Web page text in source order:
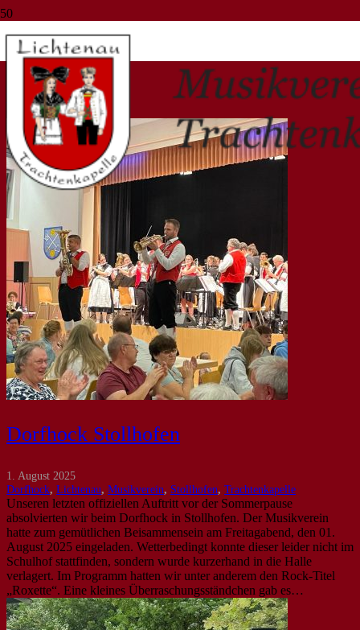
Trachtenkapelle
Trachtenkapelle
(Seite 2)
Dorfhock Stollhofen
1. August 2025
Dorfhock, Lichtenau, Musikverein, Stollhofen, Trachtenkapelle
Unseren letzten offiziellen Auftritt vor der Sommerpause
absolvierten wir beim Dorfhock in Stollhofen. Der Musikverein
hatte zum gemütlichen Beisammensein am Freitagabend, den 01.
August 2025 eingeladen. Wetterbedingt konnte dieser leider nicht im
Schulhof stattfinden, sondern wurde kurzerhand in die Halle
verlagert. Im Programm hatten wir unter anderem den Rock-Titel
„Roxette“. Eine kleines Überraschungsständchen gab es…